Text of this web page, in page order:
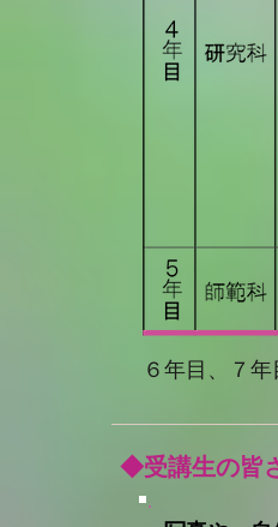
６年目、７
◆受講生の皆